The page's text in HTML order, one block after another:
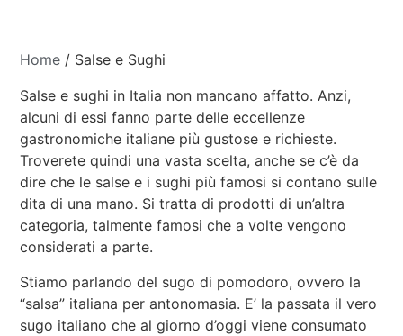
Home / Salse e Sughi
Salse e sughi in Italia non mancano affatto. Anzi,
alcuni di essi fanno parte delle eccellenze
gastronomiche italiane più gustose e richieste.
Troverete quindi una vasta scelta, anche se c’è da
dire che le salse e i sughi più famosi si contano sulle
dita di una mano. Si tratta di prodotti di un’altra
categoria, talmente famosi che a volte vengono
considerati a parte.
Stiamo parlando del sugo di pomodoro, ovvero la
“salsa” italiana per antonomasia. E’ la passata il vero
sugo italiano che al giorno d’oggi viene consumato